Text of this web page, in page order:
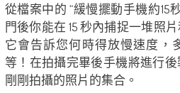
從檔案中的 “緩慢擺動手機約15
門後你能在 15 秒內捕捉一堆照
它會告訴您何時得放慢速度，
等！在拍攝完畢後手機將進行
剛剛拍攝的照片的集合。